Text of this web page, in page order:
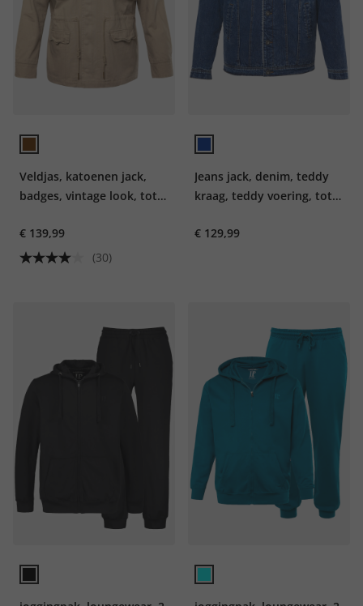
Veldjas, katoenen jack,
badges, vintage look, tot
€ 139,99
(30)
Jeans jack, denim, teddy
kraag, teddy voering, tot
€ 129,99